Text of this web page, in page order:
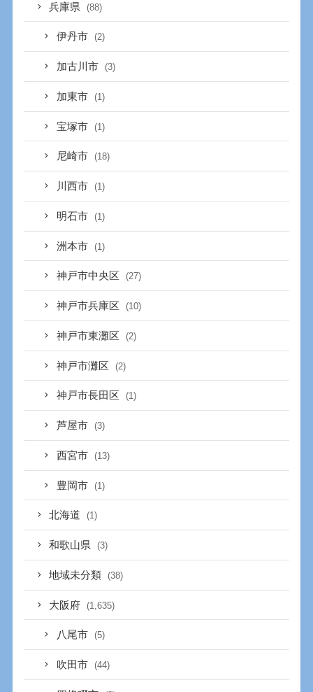
兵庫県 (88)
伊丹市 (2)
加古川市 (3)
加東市 (1)
宝塚市 (1)
尼崎市 (18)
川西市 (1)
明石市 (1)
洲本市 (1)
神戸市中央区 (27)
神戸市兵庫区 (10)
神戸市東灘区 (2)
神戸市灘区 (2)
神戸市長田区 (1)
芦屋市 (3)
西宮市 (13)
豊岡市 (1)
北海道 (1)
和歌山県 (3)
地域未分類 (38)
大阪府 (1,635)
八尾市 (5)
吹田市 (44)